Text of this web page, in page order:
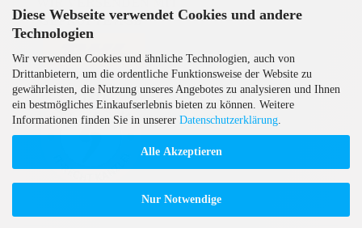
Diese Webseite verwendet Cookies und andere
Technologien
Wir verwenden Cookies und ähnliche Technologien, auch von
Drittanbietern, um die ordentliche Funktionsweise der Website zu
gewährleisten, die Nutzung unseres Angebotes zu analysieren und Ihnen
ein bestmögliches Einkaufserlebnis bieten zu können. Weitere
Informationen finden Sie in unserer Datenschutzerklärung
Alle Akzeptieren
Nur Notwendige
GEPRÜFTE AGB